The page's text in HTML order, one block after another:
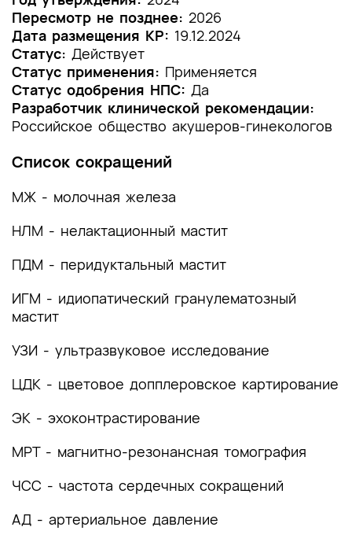
1.2 Этиология и патогенез заболевания или
состояния (группы заболеваний или
состояний)
1.3 Эпидемиология заболевания или состояния
(группы заболеваний или состояний)
состояния (группы заболеваний или
статистической классификации болезней и
(группы заболеваний или состояний)
1.6 Клиническая картина заболевания или
состояния (группы заболеваний или
(группы заболеваний или состояний)
применению методов диагностики
2.1 Жалобы и анамнез
2.2 Физикальное обследование
2.3 Лабораторные диагностические
Пересмотр не позднее: 2026
Дата размещения КР: 19.12.2024
Статус: Действует
Статус применения: Применяется
Статус одобрения НПС: Да
Разработчик клинической рекомендации:
Российское общество акушеров-гинекологов
Список сокращений
МЖ - молочная железа
НЛМ - нелактационный мастит
ПДМ - перидуктальный мастит
ИГМ - идиопатический гранулематозный
мастит
УЗИ - ультразвуковое исследование
ЦДК - цветовое допплеровское картирование
ЭК - эхоконтрастирование
МРТ - магнитно-резонансная томография
ЧСС - частота сердечных сокращений
АД - артериальное давление